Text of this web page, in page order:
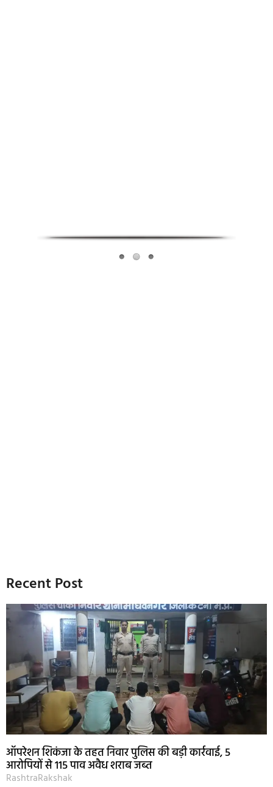
Recent Post
ऑपरेशन शिकंजा के तहत निवार पुलिस की बड़ी कार्रवाई, 5
आरोपियों से 115 पाव अवैध शराब जब्त
RashtraRakshak